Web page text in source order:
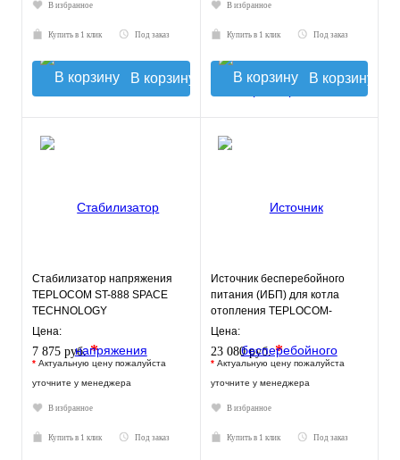
В избранное
Купить в 1 клик Под заказ
В корзину
В избранное
Купить в 1 клик Под заказ
В корзину
Стабилизатор напряжения
TEPLOCOM ST-888 SPACE
TECHNOLOGY
Цена:
7 875 руб.*
* Актуальную цену пожалуйста
уточните у менеджера
В избранное
Купить в 1 клик Под заказ
Источник бесперебойного
питания (ИБП) для котла
отопления TEPLOCOM-
250+26
Цена:
23 080 руб.*
* Актуальную цену пожалуйста
уточните у менеджера
В избранное
Купить в 1 клик Под заказ